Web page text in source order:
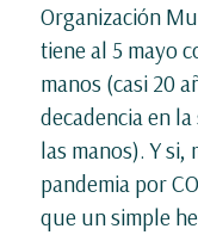
Organización
tiene al 5 mayo
manos (casi 20
decadencia en
las manos). Y
pandemia por
que un simple